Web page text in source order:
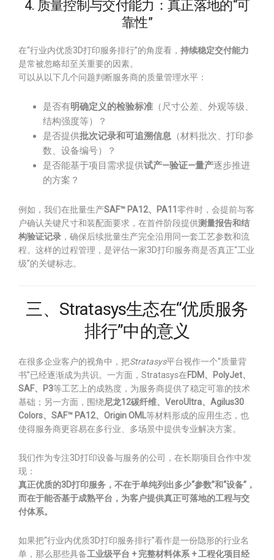
4. 质量控制与交付能力：真正落地的“可
靠性”
在“行业内优质3D打印服务排行”的角度看， 持续稳定交付能力
是常被忽略却至关重要的因素。
可以从以下几个问题判断服务商的质量管理水平：
是否有明确定义的检验标准 （尺寸公差、外观等级、
结构强度等）？
是否提供批次记录和可追溯信息 （材料批次、打印参
数、设备编号）？
是否能基于项目需求提供试产—验证—量产逐步推进
的方案？
例如，我们在批量生产SAF™ PA12、PA11 零件时，会提前与客
户确认关键尺寸和装配面要求，在首件阶段提供测量报告和结
构验证记录 ，确保后续批量生产完全沿用同一套工艺参数和流
程。这样的过程管理，是评估一家3D打印服务商是否真正“工业
级”的关键标志。
三、Stratasys生态在“优质服务
排行”中的意义
在很多企业客户的视角中，把Stratasys平台视作一个“质量背
书”已经逐渐成为共识。一方面，Stratasys在FDM、PolyJet、
SAF、P3等工艺上的成熟度，为服务商提供了稳定可靠的技术
基础；另一方面，围绕尼龙12碳纤维、VeroUltra、Agilus30
Colors、SAF™ PA12、Origin OML等材料形成的应用生态，也
使得服务商更容易在多行业、多场景中提供专业解决方案。
我们作为专注3D打印设备与服务的公司，在长期项目合作中发
现：
真正优质的3D打印服务，不在于单纯列出多少“参数”和“设备”，
而在于能否基于成熟平台，为客户提供真正可落地的工程与交
付体系。
如果把“行业内优质3D打印服务排行”看作是一份隐形的行业名
单，那么那些具备工业级平台 + 完整材料体系 + 工程化项目经